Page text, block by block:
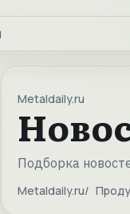
Metaldaily.ru
Подборка
Metaldaily.ru